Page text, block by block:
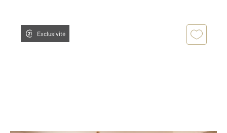
Exclusivité